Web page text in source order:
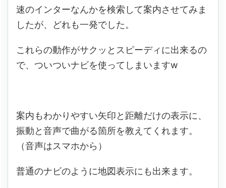
速のインターなんかを検索して案内させてみま
したが、どれも一発でした。
これらの動作がサクッとスピーディに出来るの
で、ついついナビを使ってしまいますw
案内もわかりやすい矢印と距離だけの表示に、
振動と音声で曲がる箇所を教えてくれます。
（音声はスマホから）
普通のナビのように地図表示にも出来ます。